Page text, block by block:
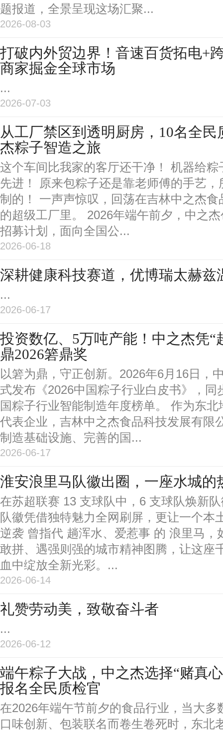
题报道，全景呈现这场汇聚...
2026-08-03
打破内外贸边界！音速百货拓电+
商家掘金全球市场
...
2026-07-03
从工厂禁区到透明厨房，10名全
杰粽子智造之旅
这个车间比我家的客厅还干净！ 机器给
先进！ 原来包粽子还是靠老师傅的手艺
制的！ 一声声惊叹，回荡在吉林中之杰
的超级工厂里。 2026年端午前夕，中之
招募计划，面向全国公...
2026-06-18
深耕健康科技赛道，优博瑞太赫兹
...
2026-06-17
投资数亿、5万吨产能！中之杰凭“
鼎2026箬鼎奖
以箬为鼎，守正创新。2026年6月16日，
式发布《2026中国粽子行业白皮书》，同
国粽子行业智能制造年度榜单。 作为东
代表企业，吉林中之杰食品科技发展有限
制造基础设施、完善的国...
2026-06-17
淮安浪里马队徽出圈，一座水城的
在苏超联赛 13 支球队中，6 支球队焕新
队徽凭借独特魅力全网刷屏，更让一个本
逆袭 曾指代 趟浑水、爱惹事 的 浪里马，
敢拼、遇强则强的城市精神图腾，让这座
血中绽放全新光彩。...
2026-06-14
礼赞劳动美，致敬奋斗者
...
2026-06-12
端午粽子大战，中之杰选择“赌真
报名全民质检官
在2026年端午节前夕的食品行业，当大多
口味创新、包装联名而卷生卷死时，东北